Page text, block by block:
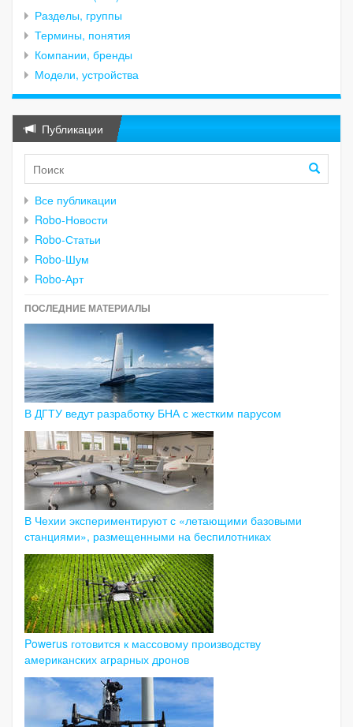
Разделы, группы
Термины, понятия
Компании, бренды
Модели, устройства
Публикации
Все публикации
Robo-Новости
Robo-Статьи
Robo-Шум
Robo-Арт
ПОСЛЕДНИЕ МАТЕРИАЛЫ
В ДГТУ ведут разработку БНА с жестким парусом
В Чехии экспериментируют с «летающими базовыми
станциями», размещенными на беспилотниках
Powerus готовится к массовому производству
американских аграрных дронов